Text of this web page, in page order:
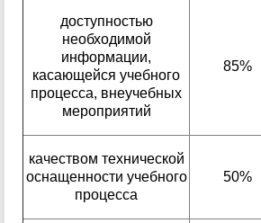
доступностью
необходимой
информации,
касающейся учебного
процесса, внеучебных
мероприятий
85%
качеством технической
оснащенности учебного
процесса
50%